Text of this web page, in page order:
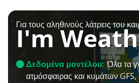
Για τους αληθινούς λάτρεις του
I'm
Δεδομένα μοντέλου: Όλα τα
ατμόσφαιρας και κυμάτων